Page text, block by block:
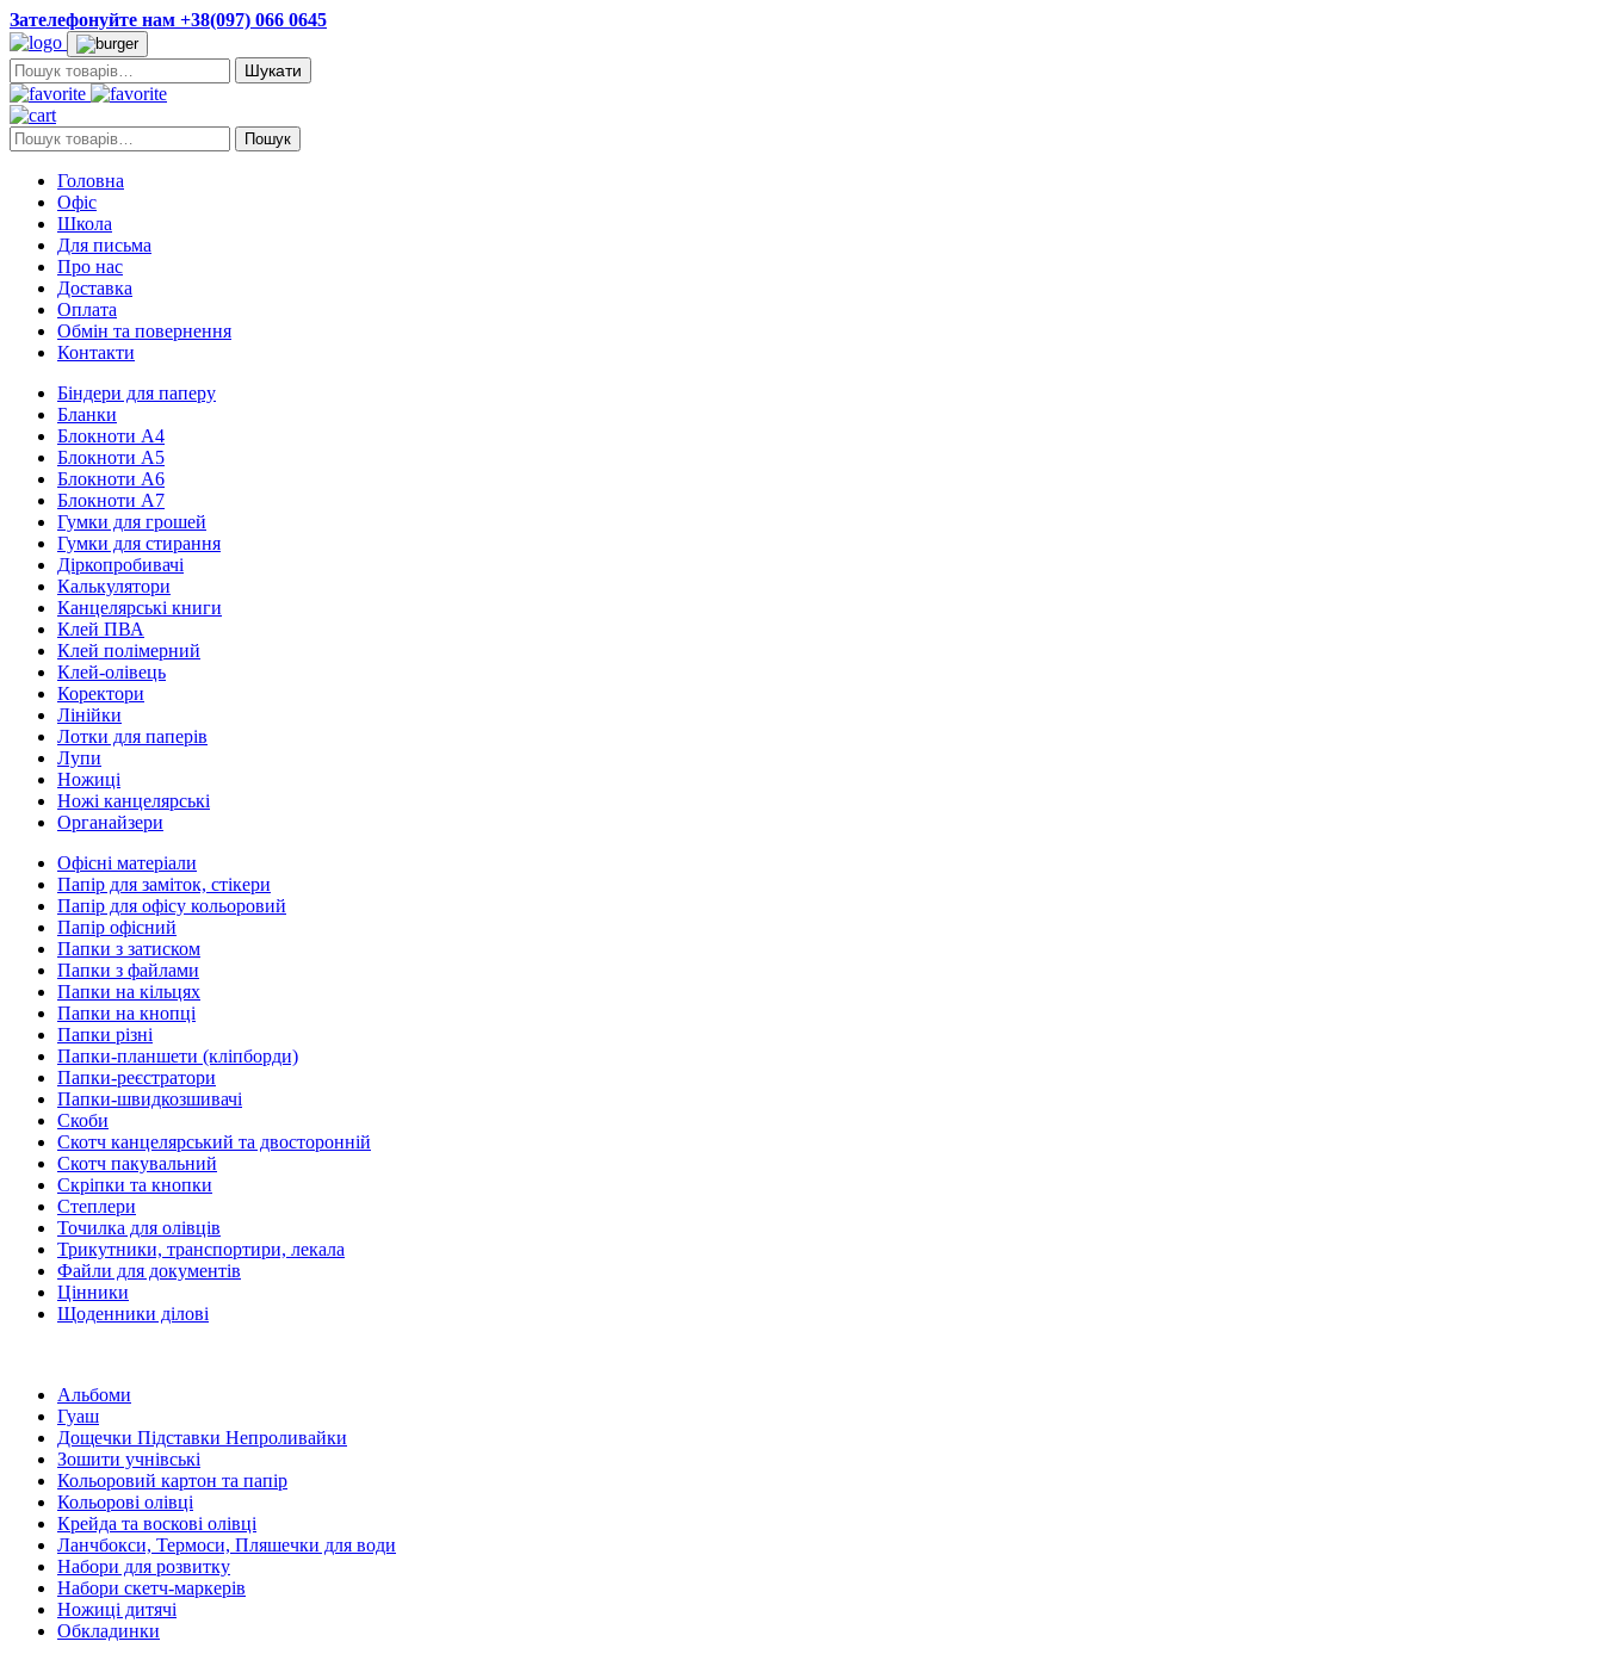
Зателефонуйте нам +38(097) 066 0645
Пошук:
Пошук: Пошук
Головна
Офіс
Школа
Для письма
Про нас
Доставка
Оплата
Обмін та повернення
Контакти
Біндери для паперу
Бланки
Блокноти А4
Блокноти А5
Блокноти А6
Блокноти А7
Гумки для грошей
Гумки для стирання
Діркопробивачі
Калькулятори
Канцелярські книги
Клей ПВА
Клей полімерний
Клей-олівець
Коректори
Лінійки
Лотки для паперів
Лупи
Ножиці
Ножі канцелярські
Органайзери
Офісні матеріали
Папір для заміток, стікери
Папір для офісу кольоровий
Папір офісний
Папки з затиском
Папки з файлами
Папки на кільцях
Папки на кнопці
Папки різні
Папки-планшети (кліпборди)
Папки-реєстратори
Папки-швидкозшивачі
Скоби
Скотч канцелярський та двосторонній
Скотч пакувальний
Скріпки та кнопки
Степлери
Точилка для олівців
Трикутники, транспортири, лекала
Файли для документів
Цінники
Щоденники ділові
Альбоми
Гуаш
Дощечки Підставки Непроливайки
Зошити учнівські
Кольоровий картон та папір
Кольорові олівці
Крейда та воскові олівці
Ланчбокси, Термоси, Пляшечки для води
Набори для розвитку
Набори скетч-маркерів
Ножиці дитячі
Обкладинки